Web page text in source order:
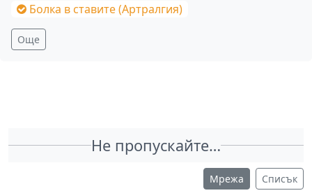
Болка в ставите (Артралгия)
Още
Не пропускайте…
Мрежа Списък